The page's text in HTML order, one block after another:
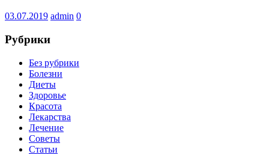
03.07.2019 admin 0
Рубрики
Без рубрики
Болезни
Диеты
Здоровье
Красота
Лекарства
Лечение
Советы
Статьи